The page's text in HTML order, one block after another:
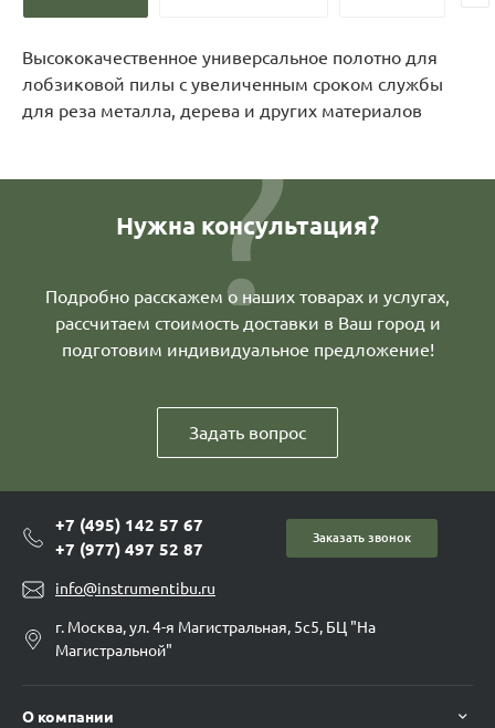
Высококачественное универсальное полотно для
лобзиковой пилы с увеличенным сроком службы
для реза металла, дерева и других материалов
Нужна консультация?
Подробно расскажем о наших товарах и услугах,
рассчитаем стоимость доставки в Ваш город и
подготовим индивидуальное предложение!
Задать вопрос
+7 (495) 142 57 67
+7 (977) 497 52 87
Заказать звонок
info@instrumentibu.ru
г. Москва, ул. 4-я Магистральная, 5с5, БЦ "На
Магистральной"
О компании